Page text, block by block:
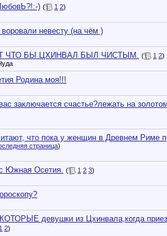
) ( 1 2)
невесту (на чём )
ЧТО БЫ ЦХИНВАЛ БЫЛ ЧИСТЫМ. ( 1 2)
Родина моя!!!
заключается счастье?лежать на
что пока у женщин в Древнем Риме
страница)
Южная Осетия. ( 1 2 3)
девушки из Цхинвала,когда
1 2)